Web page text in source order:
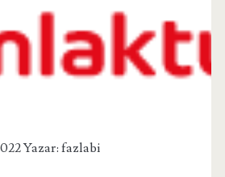
Yazar: fazlabi